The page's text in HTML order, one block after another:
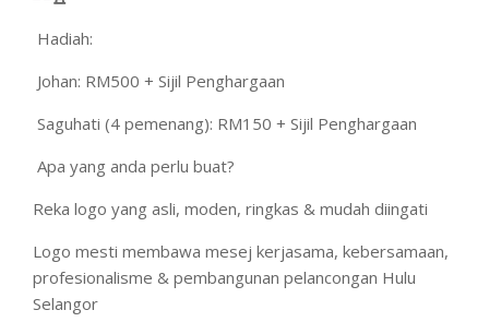
Hadiah:
Johan: RM500 + Sijil Penghargaan
Saguhati (4 pemenang): RM150 + Sijil Penghargaan
Apa yang anda perlu buat?
Reka logo yang asli, moden, ringkas & mudah diingati
Logo mesti membawa mesej kerjasama, kebersamaan,
profesionalisme & pembangunan pelancongan Hulu
Selangor